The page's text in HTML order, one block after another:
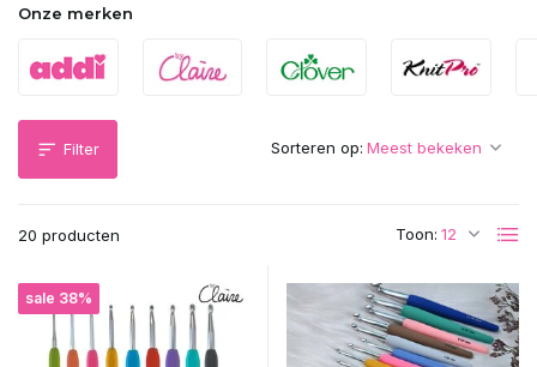
Onze merken
Filter
20 producten Toon:
Sorteren op:
sale 38%